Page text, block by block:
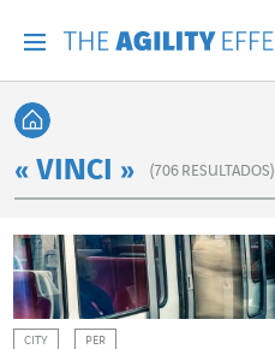
Volver a Inicio
« VINCI » (706 RESULTADOS)
CITY PER